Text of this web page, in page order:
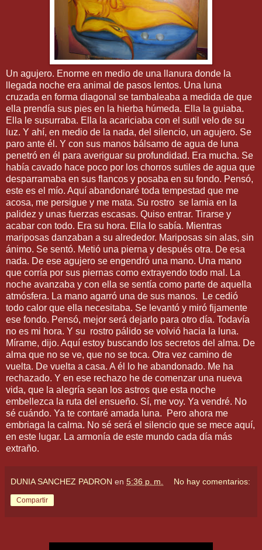
Un agujero. Enorme en medio de una llanura donde la
llegada noche era animal de pasos lentos. Una luna
cruzada en forma diagonal se tambaleaba a medida de que
ella prendía sus pies en la hierba húmeda. Ella la guiaba.
Ella le susurraba. Ella la acariciaba con el sutil velo de su
luz. Y ahí, en medio de la nada, del silencio, un agujero. Se
paro ante él. Y con sus manos bálsamo de agua de luna
penetró en él para averiguar su profundidad. Era mucha. Se
había cavado hace poco por los chorros sutiles de agua que
desparramaba en sus flancos y posaba en su fondo. Pensó,
este es el mío. Aquí abandonaré toda tempestad que me
acosa, me persigue y me mata. Su rostro se lamia en la
palidez y unas fuerzas escasas. Quiso entrar. Tirarse y
acabar con todo. Era su hora. Ella lo sabía. Mientras
mariposas danzaban a su alrededor. Mariposas sin alas, sin
ánimo. Se sentó. Metió una pierna y después otra. De esa
nada. De ese agujero se engendró una mano. Una mano
que corría por sus piernas como extrayendo todo mal. La
noche avanzaba y con ella se sentía como parte de aquella
atmósfera. La mano agarró una de sus manos. Le cedió
todo calor que ella necesitaba. Se levantó y miró fijamente
ese fondo. Pensó, mejor será dejarlo para otro día. Todavía
no es mi hora. Y su rostro pálido se volvió hacia la luna.
Mírame, dijo. Aquí estoy buscando los secretos del alma. De
alma que no se ve, que no se toca. Otra vez camino de
vuelta. De vuelta a casa. A él lo he abandonado. Me ha
rechazado. Y en ese rechazo he de comenzar una nueva
vida, que la alegría sean los astros que esta noche
embellezca la ruta del ensueño. Sí, me voy. Ya vendré. No
sé cuándo. Ya te contaré amada luna. Pero ahora me
embriaga la calma. No sé será el silencio que se mece aquí,
en este lugar. La armonía de este mundo cada día más
extraño.
DUNIA SANCHEZ PADRON en 5:36 p. m. No hay comentarios:
Compartir